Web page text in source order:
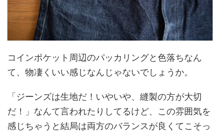
コインポケット周辺のパッカリングと色落ちなん
て、物凄くいい感じなんじゃないでしょうか。
「ジーンズは生地だ！いやいや、縫製の方が大切
だ！」なんて言われたりしてるけど、この雰囲気を
感じちゃうと結局は両方のバランスが良くてこそっ